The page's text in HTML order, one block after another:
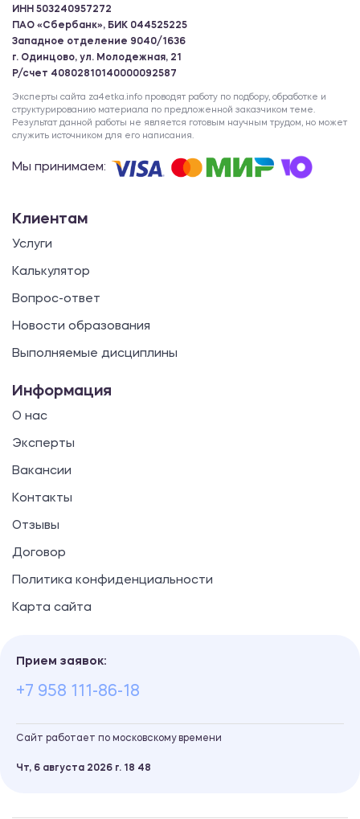
ИНН 503240957272
ПАО «Сбербанк», БИК 044525225
Западное отделение 9040/1636
г. Одинцово, ул. Молодежная, 21
Р/счет 40802810140000092587
Эксперты сайта za4etka.info проводят работу по подбору, обработке и
структурированию материала по предложенной заказчиком теме.
Результат данной работы не является готовым научным трудом, но может
служить источником для его написания.
Мы принимаем:
Клиентам
Услуги
Калькулятор
Вопрос-ответ
Новости образования
Выполняемые дисциплины
Информация
О нас
Эксперты
Вакансии
Контакты
Отзывы
Договор
Политика конфиденциальности
Карта сайта
Прием заявок:
+7 958 111-86-18
Сайт работает по московскому времени
Чт, 6 августа 2026 г. 18 48